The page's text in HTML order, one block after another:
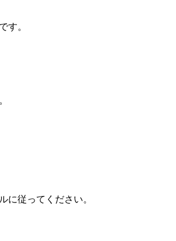
す。
に従ってください。